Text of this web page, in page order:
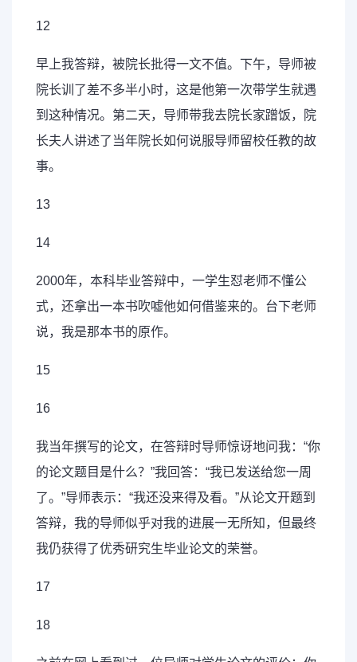
12
早上我答辩，被院长批得一文不值。下午，导师被
院长训了差不多半小时，这是他第一次带学生就遇
到这种情况。第二天，导师带我去院长家蹭饭，院
长夫人讲述了当年院长如何说服导师留校任教的故
事。
13
14
2000年，本科毕业答辩中，一学生怼老师不懂公
式，还拿出一本书吹嘘他如何借鉴来的。台下老师
说，我是那本书的原作。
15
16
我当年撰写的论文，在答辩时导师惊讶地问我：“你
的论文题目是什么？”我回答：“我已发送给您一周
了。”导师表示：“我还没来得及看。”从论文开题到
答辩，我的导师似乎对我的进展一无所知，但最终
我仍获得了优秀研究生毕业论文的荣誉。
17
18